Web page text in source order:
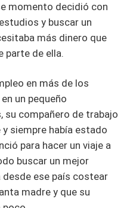
momento decidió con
y buscar un
más dinero que
parte de ella.
en más de los
un pequeño
compañero de trabajo
siempre había estado
para hacer un viaje a
buscar un mejor
ese país costear
madre y que su